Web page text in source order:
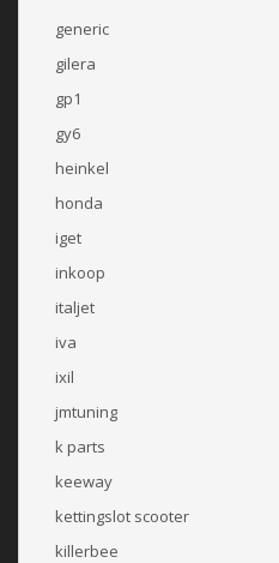
generic
gilera
gp1
gy6
heinkel
honda
iget
inkoop
italjet
iva
ixil
jmtuning
k parts
keeway
kettingslot scooter
killerbee